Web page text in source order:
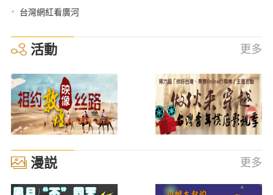
• 台灣網紅看廣河
活動 更多
漫説 更多